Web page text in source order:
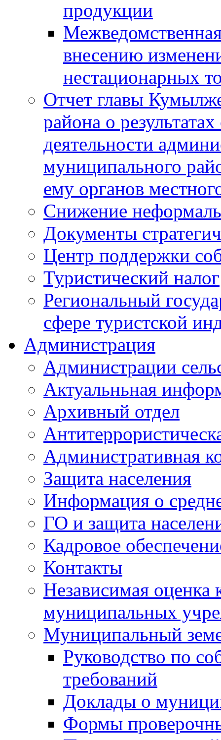
продукции
внесению
нестационарных
Отчет главы
района о
деятельности
муниципального
ему органов
Снижение
Документы
Центр поддержки
Туристический налог
Региональный
сфере туристской
Администрация
Администрации
Актуальньная
Архивный отдел
Административная
Защита населения
Информация о
ГО и защита
Кадровое
Контакты
Независимая оценка
муниципальных
Муниципальный
Руководство по
требований
Доклады о
Формы